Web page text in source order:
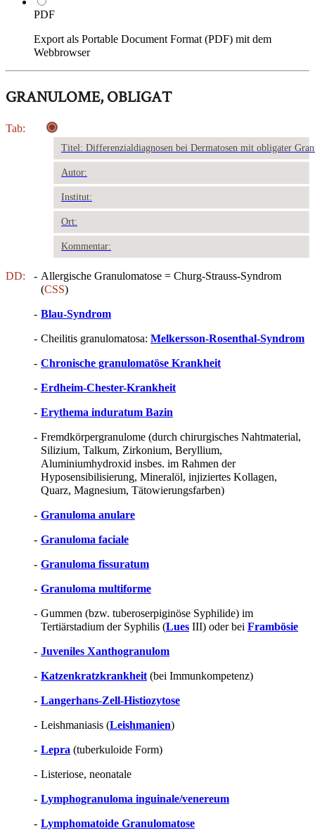
PDF
Export als Portable Document Format (PDF) mit dem
Webbrowser
GRANULOME, OBLIGAT
Tab:
Titel: Differenzialdiagnosen bei Dermatosen mit obligater
Autor:
Institut:
Ort:
Kommentar:
DD: - Allergische Granulomatose = Churg-Strauss-Syndrom
(CSS)
- Blau-Syndrom
- Cheilitis granulomatosa: Melkersson-Rosenthal-Syndrom
- Chronische granulomatöse Krankheit
- Erdheim-Chester-Krankheit
- Erythema induratum Bazin
- Fremdkörpergranulome (durch chirurgisches Nahtmaterial,
Silizium, Talkum, Zirkonium, Beryllium,
Aluminiumhydroxid insbes. im Rahmen der
Hyposensibilisierung, Mineralöl, injiziertes Kollagen,
Quarz, Magnesium, Tätowierungsfarben)
- Granuloma anulare
- Granuloma faciale
- Granuloma fissuratum
- Granuloma multiforme
- Gummen (bzw. tuberoserpiginöse Syphilide) im
Tertiärstadium der Syphilis (Lues III) oder bei Frambösie
- Juveniles Xanthogranulom
- Katzenkratzkrankheit (bei Immunkompetenz)
- Langerhans-Zell-Histiozytose
- Leishmaniasis (Leishmanien)
- Lepra (tuberkuloide Form)
- Listeriose, neonatale
- Lymphogranuloma inguinale/venereum
- Lymphomatoide Granulomatose